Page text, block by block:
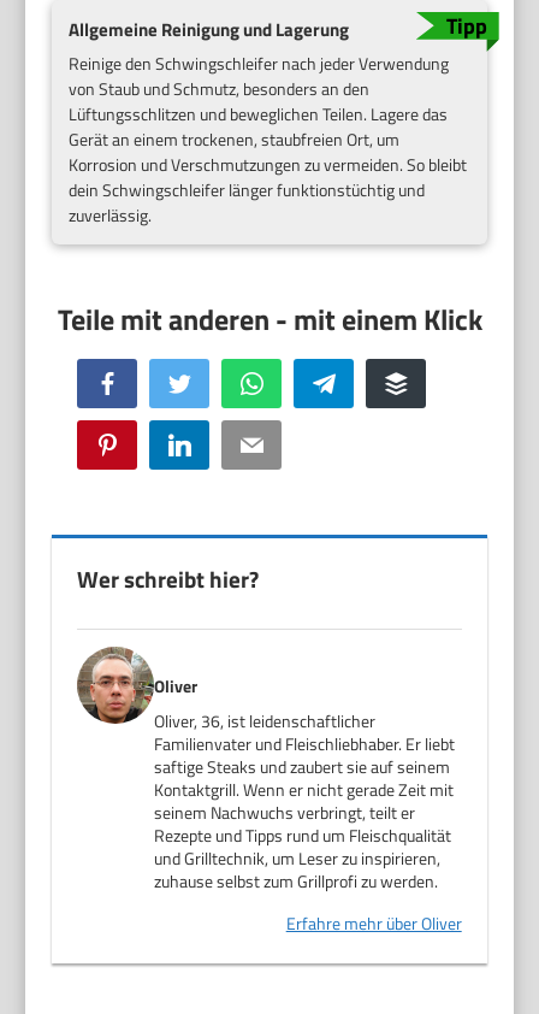
Allgemeine Reinigung und Lagerung
Reinige den Schwingschleifer nach jeder Verwendung
von Staub und Schmutz, besonders an den
Lüftungsschlitzen und beweglichen Teilen. Lagere das
Gerät an einem trockenen, staubfreien Ort, um
Korrosion und Verschmutzungen zu vermeiden. So bleibt
dein Schwingschleifer länger funktionstüchtig und
zuverlässig.
Facebook Twitter WhatsApp Telegram Buffer
Pinterest LinkedIn Email
Wer schreibt hier?
Oliver
Oliver, 36, ist leidenschaftlicher
Familienvater und Fleischliebhaber. Er liebt
saftige Steaks und zaubert sie auf seinem
Kontaktgrill. Wenn er nicht gerade Zeit mit
seinem Nachwuchs verbringt, teilt er
Rezepte und Tipps rund um Fleischqualität
und Grilltechnik, um Leser zu inspirieren,
zuhause selbst zum Grillprofi zu werden.
Erfahre mehr über Oliver